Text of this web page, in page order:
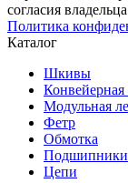
согласия
Политика
Каталог
Шкивы
Конвейерная
Модульная
Фетр
Обмотка
Подшипники
Цепи